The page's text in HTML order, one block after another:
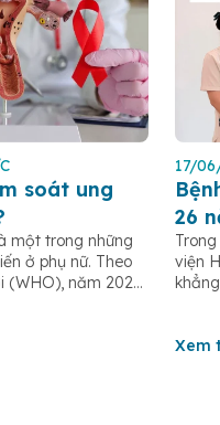
soát ung
một trong những
ở phụ nữ. Theo
(WHO), năm 2022
soát ung thư cổ
17/
26
viện
nhóm
Xem